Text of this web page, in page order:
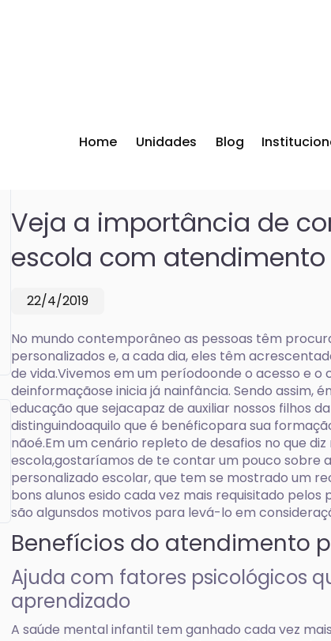
Home Unidades Blog
Veja a importância de
escola com
22/4/2019
No mundo contemporâneo as pessoas têm
personalizados e, a cada dia, eles têm
de vida.Vivemos em um períodoonde o acesso e
deinformaçãose inicia já nainfância. Sendo assim,
educação que sejacapaz de auxiliar nossos filhos
distinguindoaquilo que é benéficopara sua
nãoé.Em um cenário repleto de desafios no que
escola,gostaríamos de te contar um pouco sobre
personalizado escolar, que tem se mostrado um
bons alunos esido cada vez mais requisitado pelos
são algunsdos motivos para levá-lo em
Benefícios do atendimento
Ajuda com fatores psicológicos
aprendizado
A saúde mental infantil tem ganhado cada vez